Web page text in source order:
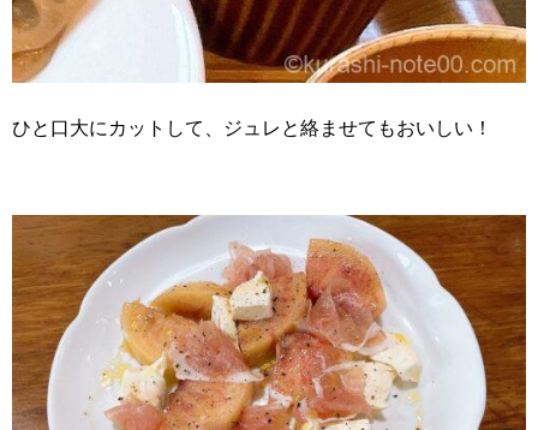
ひと口大にカットして、ジュレと絡ませてもおいしい！